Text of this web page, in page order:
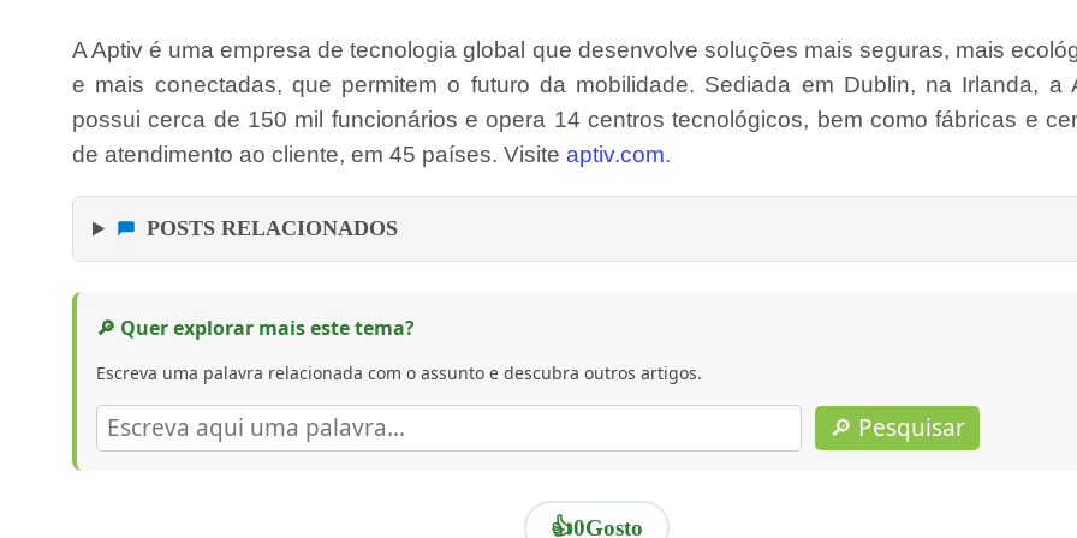
A Aptiv é uma empresa de tecnologia global que desenvolve soluções mais seguras, mais
e mais conectadas, que permitem o futuro da mobilidade. Sediada em Dublin, na Irlanda, a
possui cerca de 150 mil funcionários e opera 14 centros tecnológicos, bem como fábricas e
de atendimento ao cliente, em 45 países. Visite aptiv.com.
POSTS RELACIONADOS
🔎 Quer explorar mais este tema?
Escreva uma palavra relacionada com o assunto e descubra outros artigos.
🔎 Pesquisar
👍0Gosto